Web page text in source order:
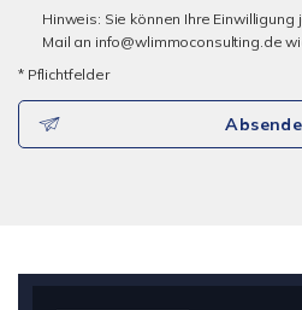
Hinweis: Sie können Ihre
Mail an info@wlimmoconsulting.de
* Pflichtfelder